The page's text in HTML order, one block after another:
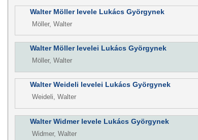
Walter Möller levele Lukács Györgynek
Möller, Walter
Walter Möller levelei Lukács Györgynek
Möller, Walter
Walter Weideli levelei Lukács Györgynek
Weideli, Walter
Walter Widmer levele Lukács Györgynek
Widmer, Walter